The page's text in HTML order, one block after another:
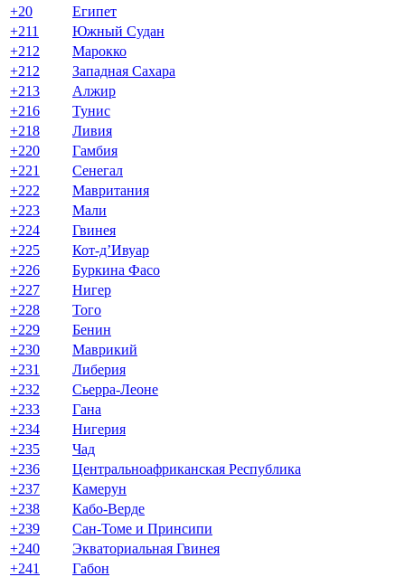
+20
Египет
+211
Южный Судан
+212
Марокко
+212
Западная Сахара
+213
Алжир
+216
Тунис
+218
Ливия
+220
Гамбия
+221
Сенегал
+222
Мавритания
+223
Мали
+224
Гвинея
+225
Кот-д’Ивуар
+226
Буркина Фасо
+227
Нигер
+228
Того
+229
Бенин
+230
Маврикий
+231
Либерия
+232
Сьерра-Леоне
+233
Гана
+234
Нигерия
+235
Чад
+236
Центральноафриканская Республика
+237
Камерун
+238
Кабо-Верде
+239
Сан-Томе и Принсипи
+240
Экваториальная Гвинея
+241
Габон